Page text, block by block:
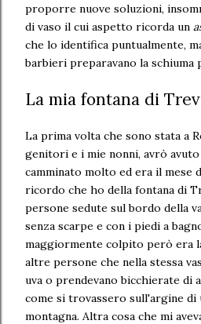
proporre nuove soluzioni,
di vaso il cui aspetto ricorda un
che lo identifica puntualmente,
barbieri preparavano la schiuma
La mia fontana di
La prima volta che sono stata a
genitori e i mie nonni, avrò avuto
camminato molto ed era il mese
ricordo che ho della fontana di
persone sedute sul bordo della
senza scarpe e con i piedi a
maggiormente colpito però era
altre persone che nella stessa
uva o prendevano bicchierate di
come si trovassero sull'argine
montagna. Altra cosa che mi